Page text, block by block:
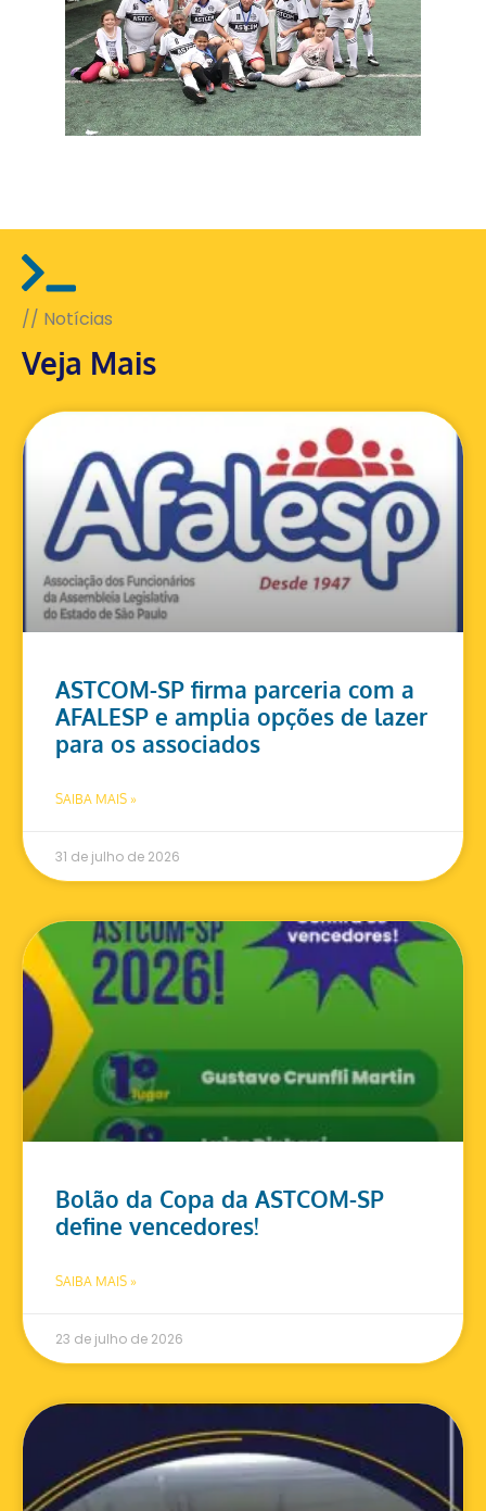
// Notícias
Veja Mais
ASTCOM-SP firma parceria com a
AFALESP e amplia opções de lazer
para os associados
SAIBA MAIS »
31 de julho de 2026
Bolão da Copa da ASTCOM-SP
define vencedores!
SAIBA MAIS »
23 de julho de 2026